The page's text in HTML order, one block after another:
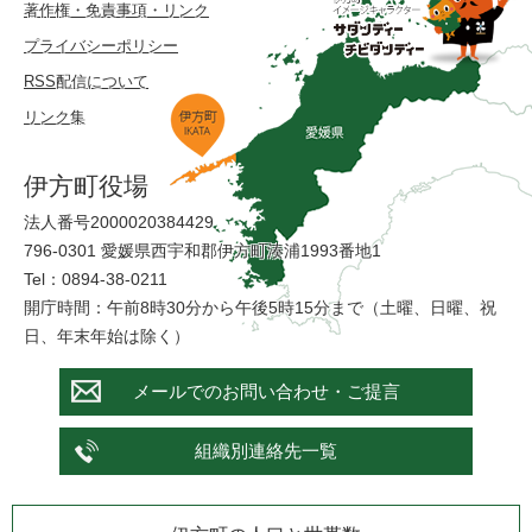
著作権・免責事項・リンク
プライバシーポリシー
RSS配信について
リンク集
伊方町役場
法人番号2000020384429
796-0301 愛媛県西宇和郡伊方町湊浦1993番地1
Tel：0894-38-0211
開庁時間：午前8時30分から午後5時15分まで（土曜、日曜、祝
日、年末年始は除く）
メールでのお問い合わせ・ご提言
組織別連絡先一覧